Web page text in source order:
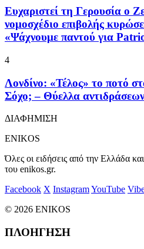
Ευχαριστεί τη Γερουσία ο
νομοσχέδιο επιβολής
«Ψάχνουμε παντού για
4
Λονδίνο: «Τέλος» το ποτό
Σόχο; – Θύελλα αντιδράσεων
ΔΙΑΦΗΜΙΣΗ
ENIKOS
Όλες οι ειδήσεις από την Ελλάδα
του enikos.gr.
Facebook X InstagramYouTube
© 2026 ENIKOS
ΠΛΟΗΓΗΣΗ